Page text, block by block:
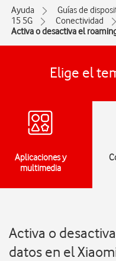
Ayuda Guías de
15 5G
Conectividad
Activa o desactiva el
Elige el
Aplicaciones y
multimedia
Activa o
datos en el